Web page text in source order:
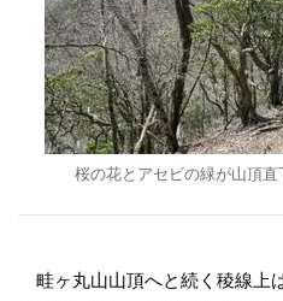
桜の花とアセビの緑が山頂
畦ヶ丸山山頂へと続く稜線上